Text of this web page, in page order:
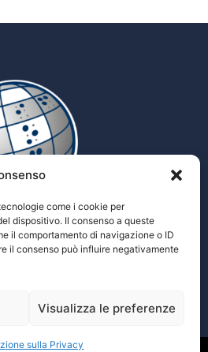
come i cookie per
dispositivo. Il consenso a queste
il comportamento di navigazione o ID
il consenso può influire negativamente
Visualizza le preferenze
sulla Privacy
delle scienze